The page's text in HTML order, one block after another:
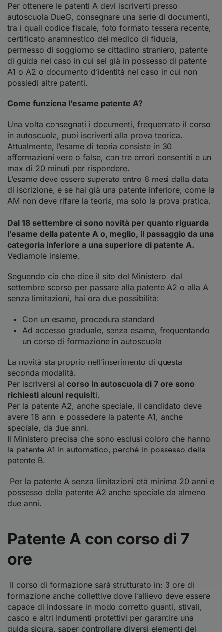
Per ottenere le patenti A devi iscriverti presso
autoscuola DueG, consegnare una serie di documenti,
tra i quali codice fiscale, foto formato tessera recente,
certificato anamnestico del medico di fiducia,
permesso di soggiorno se cittadino straniero, patente
di guida nel caso in cui sei già in possesso di patente
A1 o A2 o documento d’identità nel caso in cui non
possiedi altre patenti.
Come funziona l’esame patente A?
Una volta consegnati i documenti, frequentato il corso
in autoscuola, puoi iscriverti alla prova teorica.
Attualmente, l’esame di teoria consiste in 30
affermazioni vere o false, con tre errori consentiti e un
max di 20 minuti per rispondere.
L’esame deve essere superato entro 6 mesi dalla data
di iscrizione, e se hai già una patente inferiore, come la
AM non deve rifare la teoria, ma solo la prova pratica.
Dal 18 settembre ci sono novità per quanto riguarda
l’esame della patente A o, meglio, il passaggio da una
categoria inferiore a una superiore di patente A.
Vediamole insieme.
Seguendo ciò che dice il sito del Ministero, dal
settembre scorso per passare alla patente A2 o alla A
senza limitazioni, hai ora due possibilità:
Con un esame, procedura standard
Ad accesso graduale, senza esame, frequentando
un corso di formazione in autoscuola
La novità sta proprio nell’inserimento di questa
seconda modalità.
Per iscriversi al corso in autoscuola di 7 ore sono
richiesti alcuni requisiti.
Per la patente A2, anche speciale, il candidato deve
avere 18 anni e possedere la patente A1, anche
speciale, da due anni.
Il Ministero precisa che sono esclusi coloro che hanno
la patente A1 in automatico, perché in possesso della
patente B.
Per la patente A senza limitazioni età minima 20 anni e
possesso della patente A2 anche speciale da almeno
due anni.
Patente A con corso di 7
ore
Il corso di formazione sarà strutturato in: 3 ore di
formazione anche collettive dove l’allievo deve essere
capace di indossare in modo corretto guanti, stivali,
casco e altri indumenti protettivi per garantire una
guida sicura, saper controllare diversi elementi del